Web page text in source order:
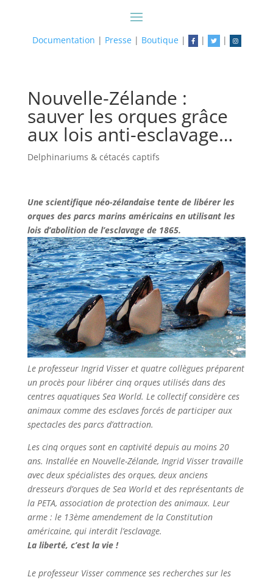
Documentation | Presse| Boutique| | |
Nouvelle-Zélande :
sauver les orques grâce
aux lois anti-esclavage…
Delphinariums & cétacés captifs
Une scientifique néo-zélandaise tente de libérer les
orques des parcs marins américains en utilisant les
lois d’abolition de l’esclavage de 1865.
Le professeur Ingrid Visser et quatre collègues préparent
un procès pour libérer cinq orques utilisés dans des
centres aquatiques Sea World. Le collectif considère ces
animaux comme des esclaves forcés de participer aux
spectacles des parcs d’attraction.
Les cinq orques sont en captivité depuis au moins 20
ans. Installée en Nouvelle-Zélande, Ingrid Visser travaille
avec deux spécialistes des orques, deux anciens
dresseurs d’orques de Sea World et des représentants de
la PETA, association de protection des animaux. Leur
arme : le 13ème amendement de la Constitution
américaine, qui interdit l’esclavage.
La liberté, c’est la vie !
Le professeur Visser commence ses recherches sur les